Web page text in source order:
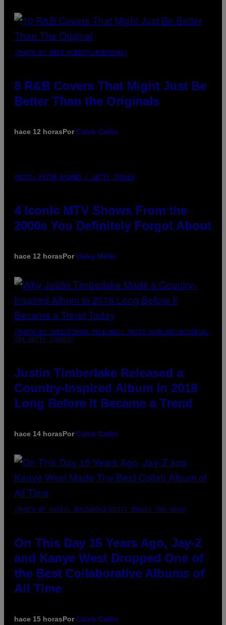
(PHOTO BY EBET ROBERTS/REDFERNS)
8 R&B Covers That Might Just Be
Better Than the Originals
hace 12 horasPorCaleb Catlin
PHOTO: PETER KRAMER / GETTY IMAGES
4 Iconic MTV Shows From the
2000s You Definitely Forgot About
hace 12 horasPor Haley Miller
(PHOTO BY CHRISTOPHER POLK/NBCU PHOTO BANK/NBCUNIVERSAL
VIA GETTY IMAGES)
Justin Timberlake Released a
Country-Inspired Album in 2018
Long Before It Became a Trend
hace 14 horasPorCaleb Catlin
(PHOTO BY DANIEL BOCZARSKI/GETTY IMAGES FOR VEVO)
On This Day 15 Years Ago, Jay-Z
and Kanye West Dropped One of
the Best Collaborative Albums of
All Time
hace 15 horasPorCaleb Catlin